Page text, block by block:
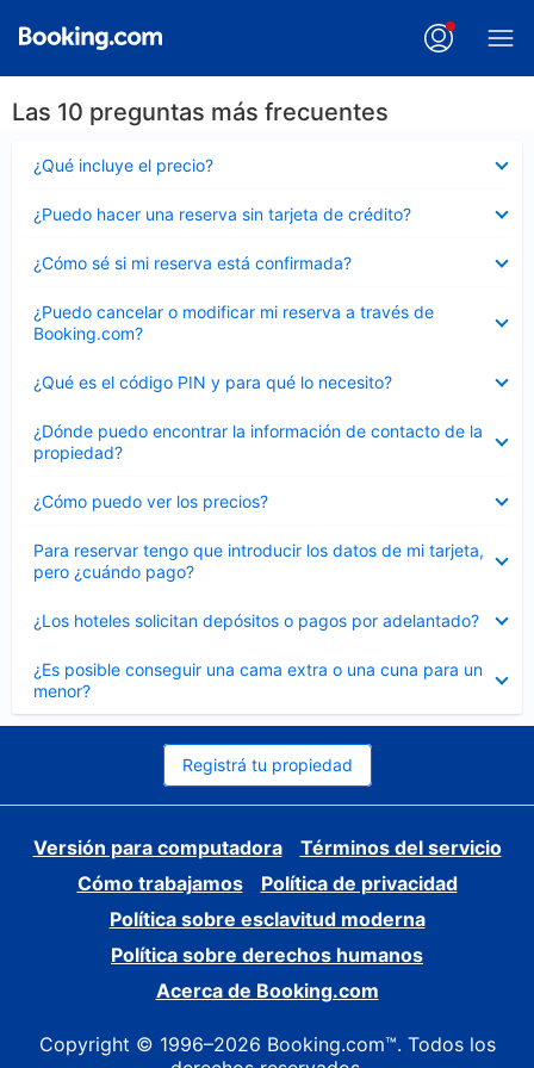
Las 10 preguntas más frecuentes
¿Qué incluye el precio?
cerrado
¿Puedo hacer una reserva sin tarjeta de crédito?
cerrado
¿Cómo sé si mi reserva está confirmada?
cerrado
¿Puedo cancelar o modificar mi reserva a través de
Booking.com?
cerrado
¿Qué es el código PIN y para qué lo necesito?
cerrado
¿Dónde puedo encontrar la información de contacto de la
propiedad?
cerrado
¿Cómo puedo ver los precios?
cerrado
Para reservar tengo que introducir los datos de mi tarjeta,
pero ¿cuándo pago?
cerrado
¿Los hoteles solicitan depósitos o pagos por adelantado?
cerrado
¿Es posible conseguir una cama extra o una cuna para un
menor?
cerrado
Registrá tu propiedad
Versión para computadora
Términos del servicio
Cómo trabajamos
Política de privacidad
Política sobre esclavitud moderna
Política sobre derechos humanos
Acerca de Booking.com
Copyright © 1996–2026 Booking.com™. Todos los